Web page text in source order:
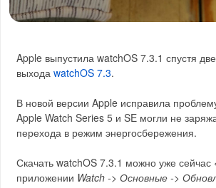
Apple выпустила watchOS 7.3.1 спустя
выходаwatchOS 7.3.
В новой версии Apple исправила
Apple Watch Series 5 и SE могли не
перехода в режим энергосбережения.
Скачать watchOS 7.3.1 можно уже сейчас
приложении Watch -> Основные ->